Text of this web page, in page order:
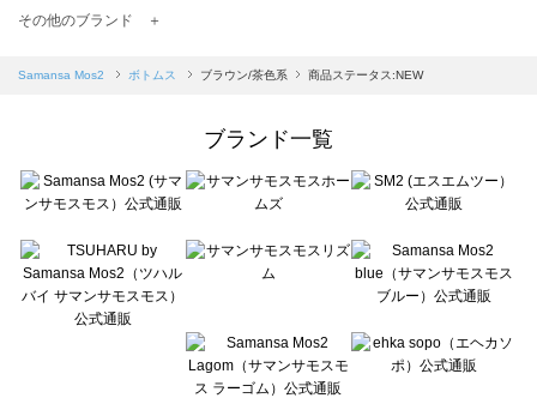
TSUHARU by Samansa Mos2（ツハルバイサマンサモスモス）のボトムス一覧
Samansa Mos2 blue（サマンサモスモス ブルー）のボトムス一覧
sō4ū（ソウフォーユー）のボトムス一覧
Te chichi（テチチ）のボトムス一覧
Te chichi CLASSIC（テチチ クラシック）のボトムス一覧
Lugnoncure（ルノンキュール）のボトムス一覧
BETTY'S BLUE（べティーズブルー）のボトムス一覧
Wpc.（ワールドパーティー）のボトムス一覧
その他のブランド ＋
Samansa Mos2 ボトムス ブラウン/茶色系 商品ステータス:NEW
ブランド一覧